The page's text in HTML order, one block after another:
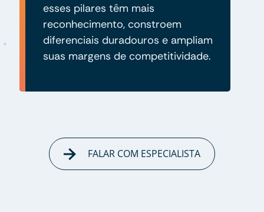
esses pilares têm mais
reconhecimento, constroem
diferenciais duradouros e ampliam
suas margens de competitividade.
FALAR COM ESPECIALISTA